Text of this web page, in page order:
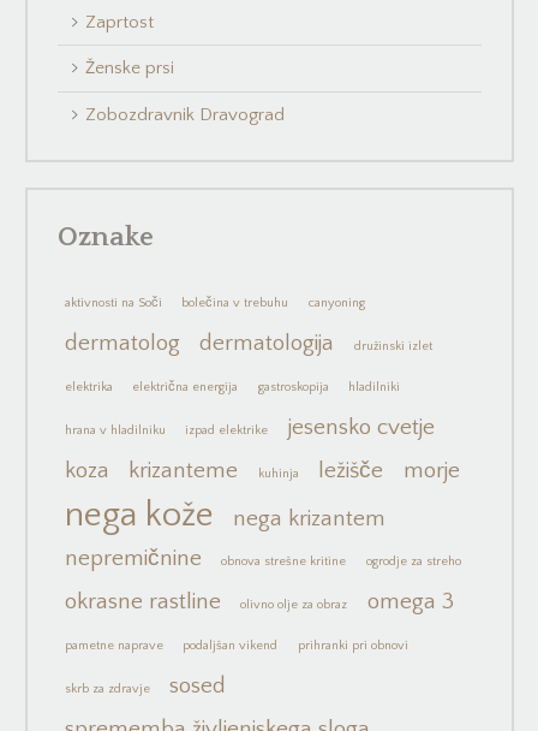
Zaprtost
Ženske prsi
Zobozdravnik Dravograd
Oznake
aktivnosti na Soči bolečina v trebuhu canyoning
dermatolog dermatologija družinski izlet
elektrika električna energija gastroskopija hladilniki
hrana v hladilniku izpad elektrike
jesensko cvetje
koza
krizanteme kuhinja ležišče morje
nega kože
nega krizantem
nepremičnine
obnova strešne kritine ogrodje za streho
okrasne rastline olivno olje za obraz omega 3
pametne naprave podaljšan vikend prihranki pri obnovi
skrb za zdravje
sosed